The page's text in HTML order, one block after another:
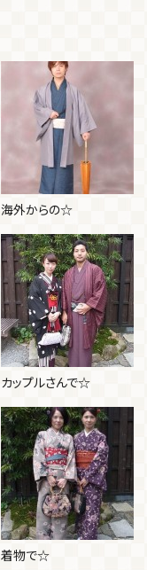
海外からの☆
カップルさんで☆
着物で☆